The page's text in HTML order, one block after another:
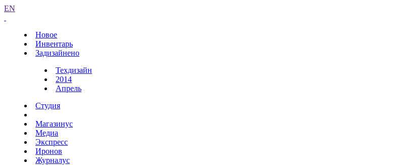
EN
Новое
Инвентарь
Задизайнено
Техдизайн
2014
Апрель
Студия
Магазинус
Медиа
Экспресс
Иронов
Журналус